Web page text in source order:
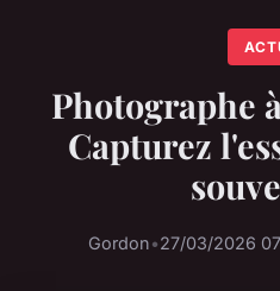
Photographe
Capturez
Gordon•27/03/2026